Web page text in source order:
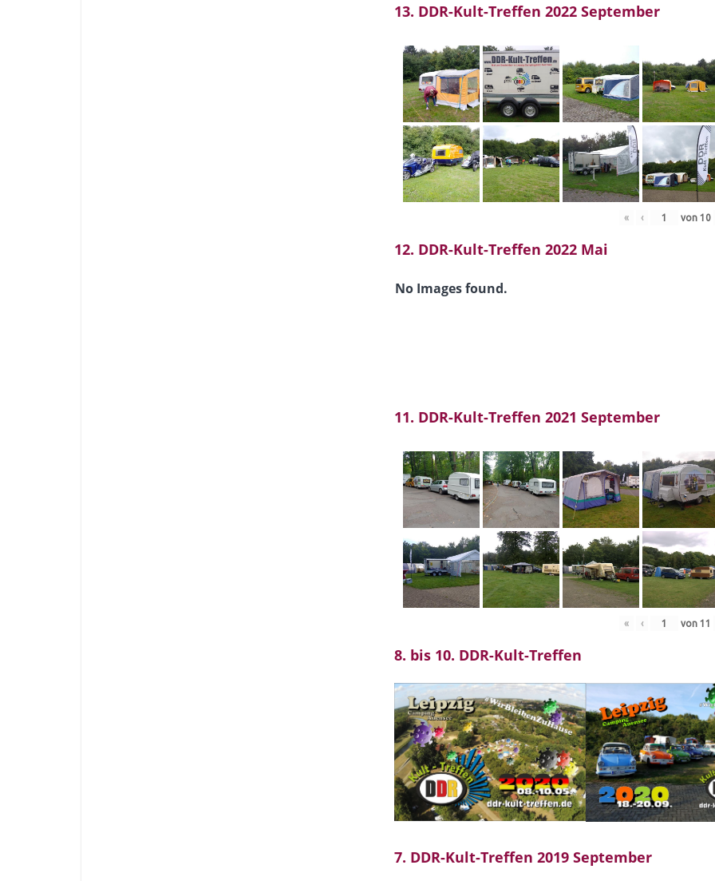
13. DDR-Kult-Treffen 2022 September
« ‹ von10
12. DDR-Kult-Treffen 2022 Mai
No Images found.
11. DDR-Kult-Treffen 2021 September
« ‹ von11
8. bis 10. DDR-Kult-Treffen
7. DDR-Kult-Treffen 2019 September